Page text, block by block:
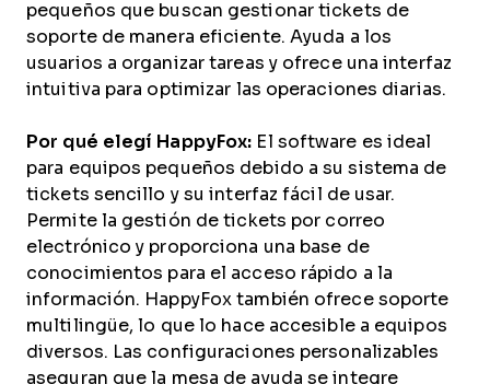
pequeños que buscan gestionar tickets de
soporte de manera eficiente. Ayuda a los
usuarios a organizar tareas y ofrece una interfaz
intuitiva para optimizar las operaciones diarias.
Por qué elegí HappyFox: El software es ideal
para equipos pequeños debido a su sistema de
tickets sencillo y su interfaz fácil de usar.
Permite la gestión de tickets por correo
electrónico y proporciona una base de
conocimientos para el acceso rápido a la
información. HappyFox también ofrece soporte
multilingüe, lo que lo hace accesible a equipos
diversos. Las configuraciones personalizables
aseguran que la mesa de ayuda se integre